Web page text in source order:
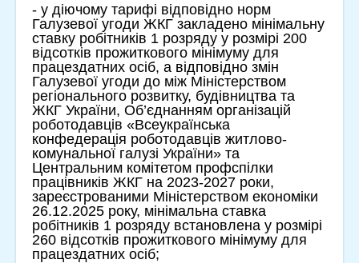
- у діючому тарифі відповідно норм
Галузевої угоди ЖКГ закладено мінімальну
ставку робітників 1 розряду у розмірі 200
відсотків прожиткового мінімуму для
працездатних осіб, а відповідно змін
Галузевої угоди до між Міністерством
регіонального розвитку, будівництва та
ЖКГ України, Об’єднанням організацій
роботодавців «Всеукраїнська
конфедерація роботодавців житлово-
комунальної галузі України» та
Центральним комітетом профспілки
працівників ЖКГ на 2023-2027 роки,
зареєстрованими Міністерством економіки
26.12.2025 року, мінімальна ставка
робітників 1 розряду встановлена у розмірі
260 відсотків прожиткового мінімуму для
працездатних осіб;